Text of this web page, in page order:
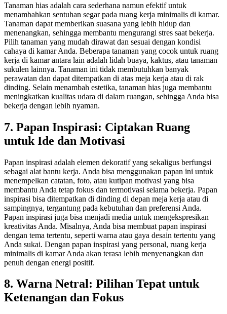
Tanaman hias adalah cara sederhana namun efektif untuk
menambahkan sentuhan segar pada ruang kerja minimalis di kamar.
Tanaman dapat memberikan suasana yang lebih hidup dan
menenangkan, sehingga membantu mengurangi stres saat bekerja.
Pilih tanaman yang mudah dirawat dan sesuai dengan kondisi
cahaya di kamar Anda. Beberapa tanaman yang cocok untuk ruang
kerja di kamar antara lain adalah lidah buaya, kaktus, atau tanaman
sukulen lainnya. Tanaman ini tidak membutuhkan banyak
perawatan dan dapat ditempatkan di atas meja kerja atau di rak
dinding. Selain menambah estetika, tanaman hias juga membantu
meningkatkan kualitas udara di dalam ruangan, sehingga Anda bisa
bekerja dengan lebih nyaman.
7. Papan Inspirasi: Ciptakan Ruang
untuk Ide dan Motivasi
Papan inspirasi adalah elemen dekoratif yang sekaligus berfungsi
sebagai alat bantu kerja. Anda bisa menggunakan papan ini untuk
menempelkan catatan, foto, atau kutipan motivasi yang bisa
membantu Anda tetap fokus dan termotivasi selama bekerja. Papan
inspirasi bisa ditempatkan di dinding di depan meja kerja atau di
sampingnya, tergantung pada kebutuhan dan preferensi Anda.
Papan inspirasi juga bisa menjadi media untuk mengekspresikan
kreativitas Anda. Misalnya, Anda bisa membuat papan inspirasi
dengan tema tertentu, seperti warna atau gaya desain tertentu yang
Anda sukai. Dengan papan inspirasi yang personal, ruang kerja
minimalis di kamar Anda akan terasa lebih menyenangkan dan
penuh dengan energi positif.
8. Warna Netral: Pilihan Tepat untuk
Ketenangan dan Fokus